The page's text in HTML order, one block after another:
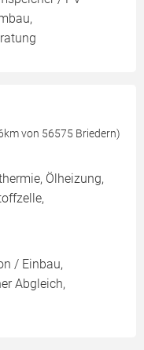
von 56575 Briedern)
Ölheizung,
/ Einbau,
Abgleich,